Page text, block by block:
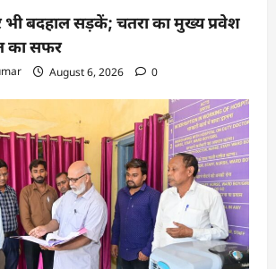
भी बदहाल सड़कें; चतरा का मुख्य प्रवेश
का सफर
August 6, 2026 0